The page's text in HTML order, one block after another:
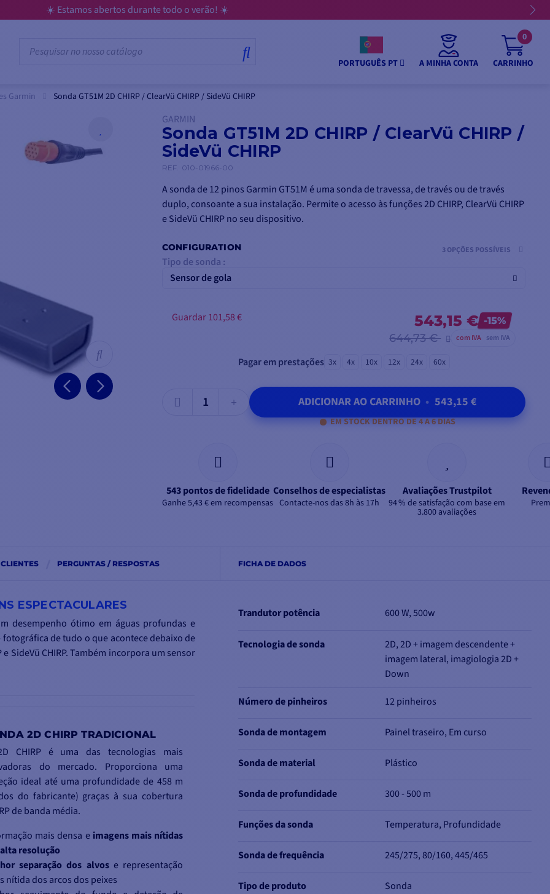
☀️ Estamos abertos durante todo o verão! ☀️
PORTUGUÊS PT A MINHA CONTA CARRINHO
0
Garmin Sonda GT51M 2D CHIRP / ClearVü CHIRP / SideVü CHIRP
GARMIN
Sonda GT51M 2D CHIRP / ClearVü CHIRP /
SideVü CHIRP
REF. 010-01966-00
A sonda de 12 pinos Garmin GT51M é uma sonda de travessa, de través ou de través
duplo, consoante a sua instalação. Permite o acesso às funções 2D CHIRP, ClearVü CHIRP
e SideVü CHIRP no seu dispositivo.
CONFIGURATION
Tipo de sonda :
Sensor de gola
3 OPÇÕES POSSÍVEIS
543,15 € -15%
644,73 € com IVA sem IVA
Guardar 101,58 €
Pagar em prestações 3x 4x 10x 12x 24x 60x
ADICIONAR AO CARRINHO • 543,15 €
EM STOCK DENTRO DE 4 A 6 DIAS
543 pontos de fidelidade
Ganhe 5,43 € em recompensas
Conselhos de especialistas
Contacte-nos das 8h às 17h
Avaliações Trustpilot
94 % de satisfação com base em
3.800 avaliações
FICHA DE DADOS
Trandutor potência 600 W, 500w
Tecnologia de sonda
2D, 2D + imagem descendente +
imagem lateral, imagiologia 2D +
Down
Número de pinheiros 12 pinheiros
Sonda de montagem Painel traseiro, Em curso
Sonda de material Plástico
Sonda de profundidade 300 - 500 m
Funções da sonda Temperatura, Profundidade
Sonda de frequência 245/275, 80/160, 445/465
Tipo de produto Sonda
PERGUNTAS / RESPOSTAS
ESPECTACULARES
desempenho ótimo em águas profundas e
de tudo o que acontece debaixo de
e SideVü CHIRP. Também incorpora um sensor
2D CHIRP TRADICIONAL
CHIRP é uma das tecnologias mais
do mercado. Proporciona uma
ideal até uma profundidade de 458 m
do fabricante) graças à sua cobertura
de banda média.
mais densa e imagens mais nítidas
resolução
separação dos alvose representação
nítida dos arcos dos peixes